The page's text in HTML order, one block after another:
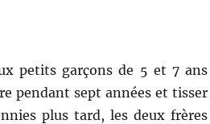
petits garçons de 5 et 7 ans
pendant sept années et tisser
plus tard, les deux frères